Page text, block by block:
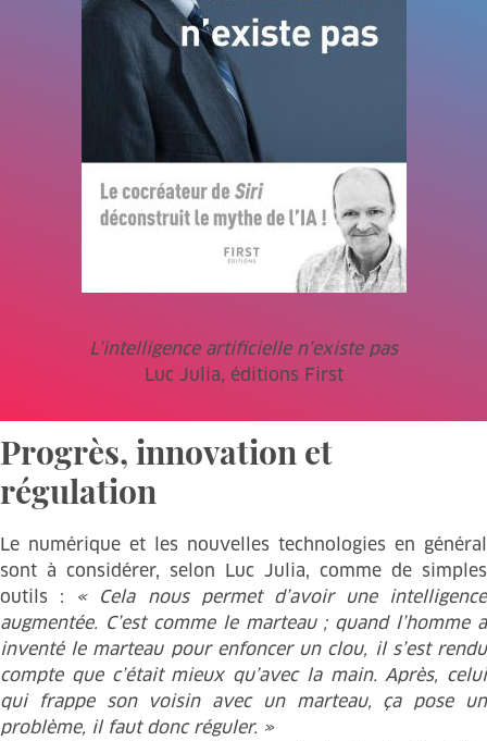
L’intelligence artificielle n’existe pas
Luc Julia, éditions First
Progrès, innovation et
régulation
Le numérique et les nouvelles technologies en général
sont à considérer, selon Luc Julia, comme de simples
outils : « Cela nous permet d’avoir une intelligence
augmentée. C’est comme le marteau ; quand l’homme a
inventé le marteau pour enfoncer un clou, il s’est rendu
compte que c’était mieux qu’avec la main. Après, celui
qui frappe son voisin avec un marteau, ça pose un
problème, il faut donc réguler. »